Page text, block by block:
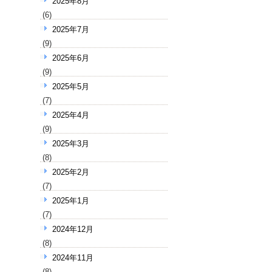
(6)
2025年7月
(9)
2025年6月
(9)
2025年5月
(7)
2025年4月
(9)
2025年3月
(8)
2025年2月
(7)
2025年1月
(7)
2024年12月
(8)
2024年11月